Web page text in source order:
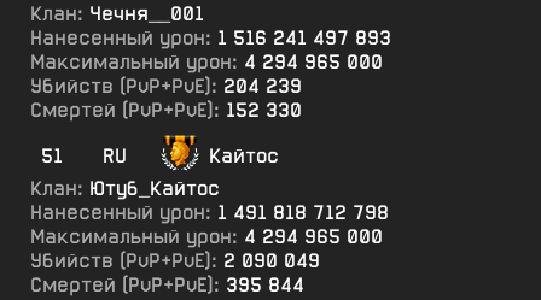
Клан: Чечня__001
Нанесенный урон: 1 516 241 497 893
Максимальный урон: 4 294 965 000
Убийств (PvP+PvE): 204 239
Смертей (PvP+PvE): 152 330
51
RU
Кайтос
Клан: Ютуб_Кайтос
Нанесенный урон: 1 491 818 712 798
Максимальный урон: 4 294 965 000
Убийств (PvP+PvE): 2 090 049
Смертей (PvP+PvE): 395 844